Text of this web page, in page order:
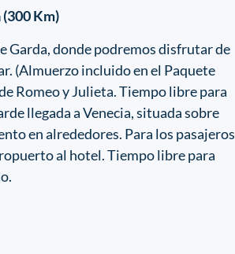
(300 Km)
Garda, donde podremos disfrutar de
(Almuerzo incluido en el Paquete
Romeo y Julieta. Tiempo libre para
llegada a Venecia, situada sobre
en alrededores. Para los pasajeros
al hotel. Tiempo libre para